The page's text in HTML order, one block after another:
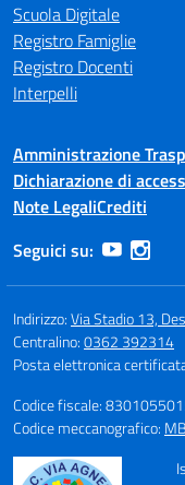
Scuola Digitale
Registro Famiglie
Registro Docenti
Interpelli
Amministrazione
Dichiarazione di
Note LegaliCrediti
Seguici su:
Indirizzo:Via Stadio 13,
Centralino:0362 392314
Posta elettronica
Codice fiscale:
Codice meccanografico: